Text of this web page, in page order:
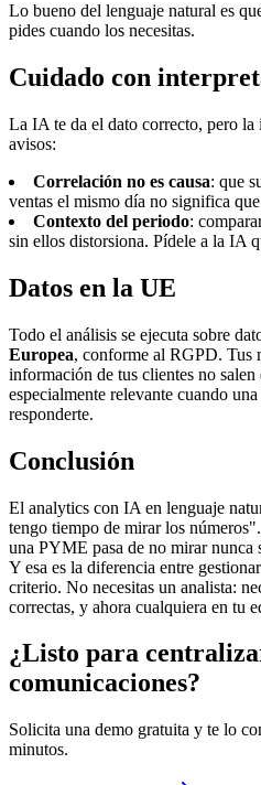
Lo bueno del lenguaje natural es
pides cuando los necesitas.
Cuidado con
La IA te da el dato correcto, pero la
avisos:
Correlación no es causa: que
ventas el mismo día no significa
Contexto del periodo:
sin ellos distorsiona. Pídele a la IA
Datos en la UE
Todo el análisis se ejecuta sobre
Europea, conforme al RGPD. Tus
información de tus clientes no
especialmente relevante cuando
responderte.
Conclusión
El analytics con IA en lenguaje
tengo tiempo de mirar los
una PYME pasa de no mirar nunca
Y esa es la diferencia entre
criterio. No necesitas un analista:
correctas, y ahora cualquiera en tu
¿Listo para
comunicaciones?
Solicita una demo gratuita y te lo
minutos.